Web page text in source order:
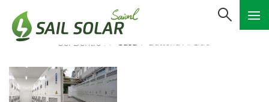
Sei Dentro : Casa Batteria Al Litio